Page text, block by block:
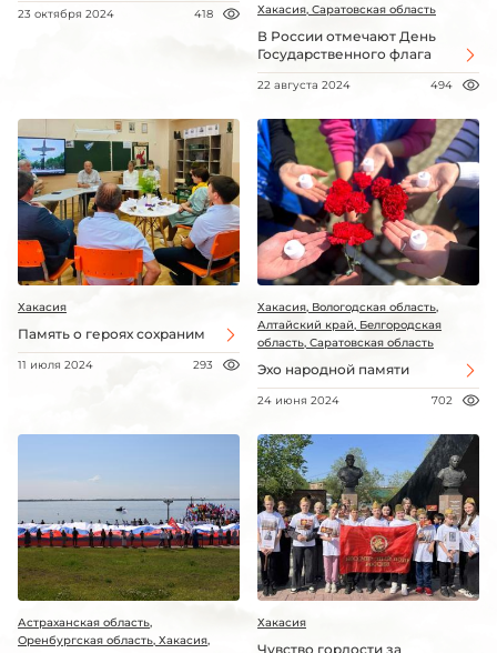
23 октября 2024 418
Хакасия, Саратовская область
В России отмечают День
Государственного флага
22 августа 2024 494
Хакасия
Память о героях сохраним
11 июля 2024 293
Хакасия, Вологодская область,
Алтайский край, Белгородская
область, Саратовская область
Эхо народной памяти
24 июня 2024 702
Астраханская область,
Оренбургская область, Хакасия,
Хакасия
Чувство гордости за